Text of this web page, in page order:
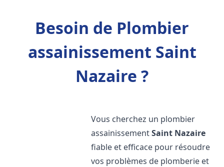
Besoin de Plombier
assainissement Saint
Nazaire ?
Vous cherchez un plombier
assainissementSaint Nazaire
fiable et efficace pour résoudre
vos problèmes de plomberie et